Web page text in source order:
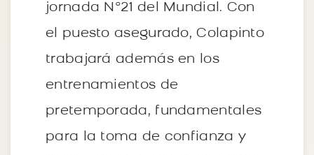
jornada N°21 del Mundial. Con
el puesto asegurado, Colapinto
trabajará además en los
entrenamientos de
pretemporada, fundamentales
para la toma de confianza y